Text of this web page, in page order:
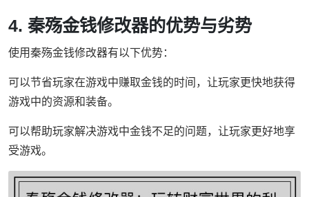
4. 秦殇金钱修改器的优势与劣势
使用秦殇金钱修改器有以下优势：
可以节省玩家在游戏中赚取金钱的时间，让玩家更快地获得
游戏中的资源和装备。
可以帮助玩家解决游戏中金钱不足的问题，让玩家更好地享
受游戏。